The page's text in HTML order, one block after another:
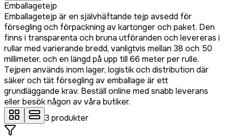
Emballagetejp
Emballagetejp är en självhäftande tejp avsedd för
försegling och förpackning av kartonger och paket. Den
finns i transparenta och bruna utföranden och levereras i
rullar med varierande bredd, vanligtvis mellan 38 och 50
millimeter, och en längd på upp till 66 meter per rulle.
Tejpen används inom lager, logistik och distribution där
säker och tät försegling av emballage är ett
grundläggande krav. Beställ online med snabb leverans
eller besök någon av våra butiker.
3 produkter